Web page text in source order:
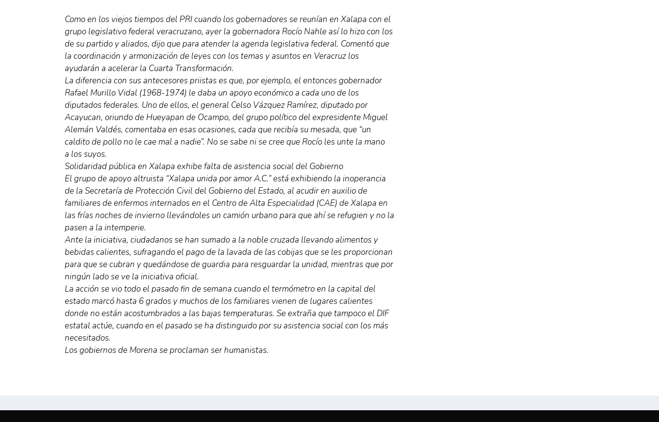
Como en los viejos tiempos del PRI cuando los gobernadores se reunían en Xalapa con el
grupo legislativo federal veracruzano, ayer la gobernadora Rocío Nahle así lo hizo con los
de su partido y aliados, dijo que para atender la agenda legislativa federal. Comentó que
la coordinación y armonización de leyes con los temas y asuntos en Veracruz los
ayudarán a acelerar la Cuarta Transformación.
La diferencia con sus antecesores priistas es que, por ejemplo, el entonces gobernador
Rafael Murillo Vidal (1968-1974) le daba un apoyo económico a cada uno de los
diputados federales. Uno de ellos, el general Celso Vázquez Ramírez, diputado por
Acayucan, oriundo de Hueyapan de Ocampo, del grupo político del expresidente Miguel
Alemán Valdés, comentaba en esas ocasiones, cada que recibía su mesada, que “un
caldito de pollo no le cae mal a nadie”. No se sabe ni se cree que Rocío les unte la mano
a los suyos.
Solidaridad pública en Xalapa exhibe falta de asistencia social del Gobierno
El grupo de apoyo altruista “Xalapa unida por amor A.C.” está exhibiendo la inoperancia
de la Secretaría de Protección Civil del Gobierno del Estado, al acudir en auxilio de
familiares de enfermos internados en el Centro de Alta Especialidad (CAE) de Xalapa en
las frías noches de invierno llevándoles un camión urbano para que ahí se refugien y no la
pasen a la intemperie.
Ante la iniciativa, ciudadanos se han sumado a la noble cruzada llevando alimentos y
bebidas calientes, sufragando el pago de la lavada de las cobijas que se les proporcionan
para que se cubran y quedándose de guardia para resguardar la unidad, mientras que por
ningún lado se ve la iniciativa oficial.
La acción se vio todo el pasado fin de semana cuando el termómetro en la capital del
estado marcó hasta 6 grados y muchos de los familiares vienen de lugares calientes
donde no están acostumbrados a las bajas temperaturas. Se extraña que tampoco el DIF
estatal actúe, cuando en el pasado se ha distinguido por su asistencia social con los más
necesitados.
Los gobiernos de Morena se proclaman ser humanistas.